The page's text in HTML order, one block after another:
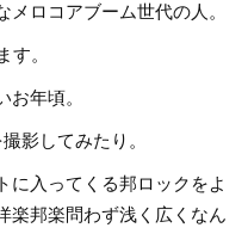
ロコアブーム世代の人。
す。
年頃。
影してみたり。
に入ってくる邦ロックをよ
楽邦楽問わず浅く広くなん